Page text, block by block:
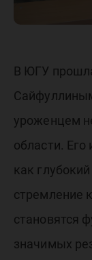
В ЮГУ
уроженцем
области. Его
как
стремление
становятся
значимых